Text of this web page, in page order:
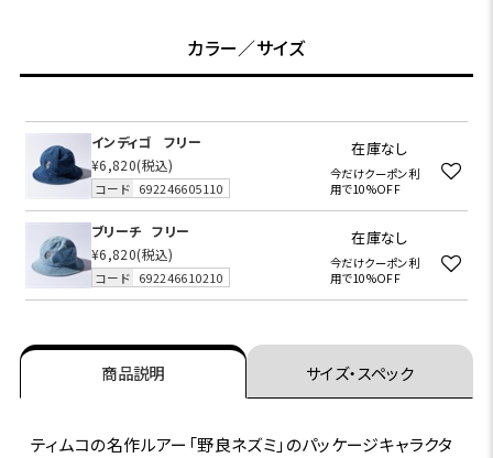
カラー／サイズ
インディゴ
フリー
¥6,820(税込)
コード 692246605110
在庫なし
今だけクーポン利
用で10%OFF
ブリーチ
フリー
¥6,820(税込)
コード 692246610210
在庫なし
今だけクーポン利
用で10%OFF
商品説明 サイズ・スペック
ティムコの名作ルアー「野良ネズミ」のパッケージキャラクタ